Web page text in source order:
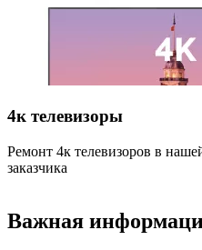
4к телевизоры
Ремонт 4к телевизоров в
заказчика
Важная